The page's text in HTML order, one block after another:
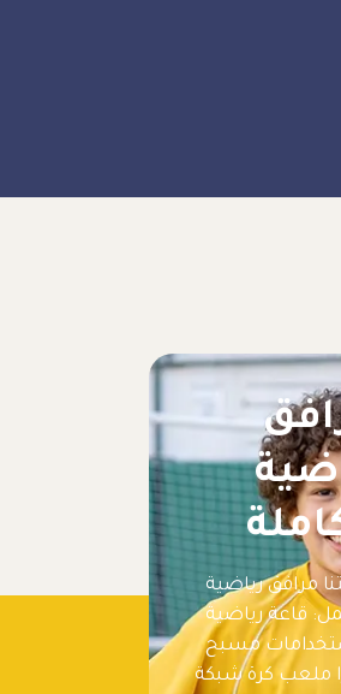
مرافق رياضية
قاعة رياضية
مسبح
25 مترًا ملعب كرة شبكة